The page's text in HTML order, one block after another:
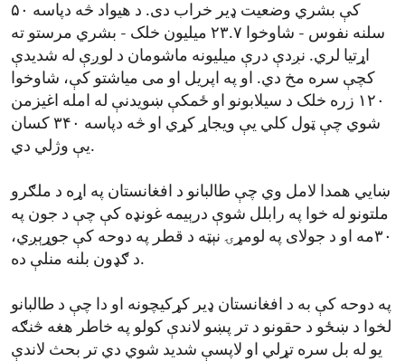
کې بشري وضعیت ډیر خراب دی. د هیواد څه دپاسه ۵۰
سلنه نفوس - شاوخوا ۲۳.۷ میلیون خلک - بشري مرستو ته
اړتیا لري. نږدې درې میلیونه ماشومان د لوږې له شدیدې
کچې سره مخ دي. او په اپریل او می میاشتو کې، شاوخوا
۱۲۰ زره خلک د سیلابونو او ځمکې ښویدنې له امله اغیزمن
شوي چې ټول کلي یې ویجاړ کړي او څه دپاسه ۳۴۰ کسان
یې وژلي دي.
ښايي همدا لامل وي چې طالبانو د افغانستان په اړه د ملګرو
ملتونو له خوا په رابلل شوې درېیمه غونډه کې چې د جون په
۳۰مه او د جولای په لومړۍ نېټه د قطر په دوحه کې جوړېږي،
د ګډون بلنه منلې ده.
په دوحه کې به د افغانستان ډیر کړکیچونه او دا چې د طالبانو
لخوا د ښځو د حقونو د تر پښو لاندې کولو په خاطر هغه څنګه
یو له بل سره تړلي او لاپسې شدید شوي دي تر بحث لاندې